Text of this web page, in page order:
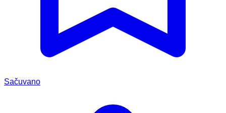
Sačuvano